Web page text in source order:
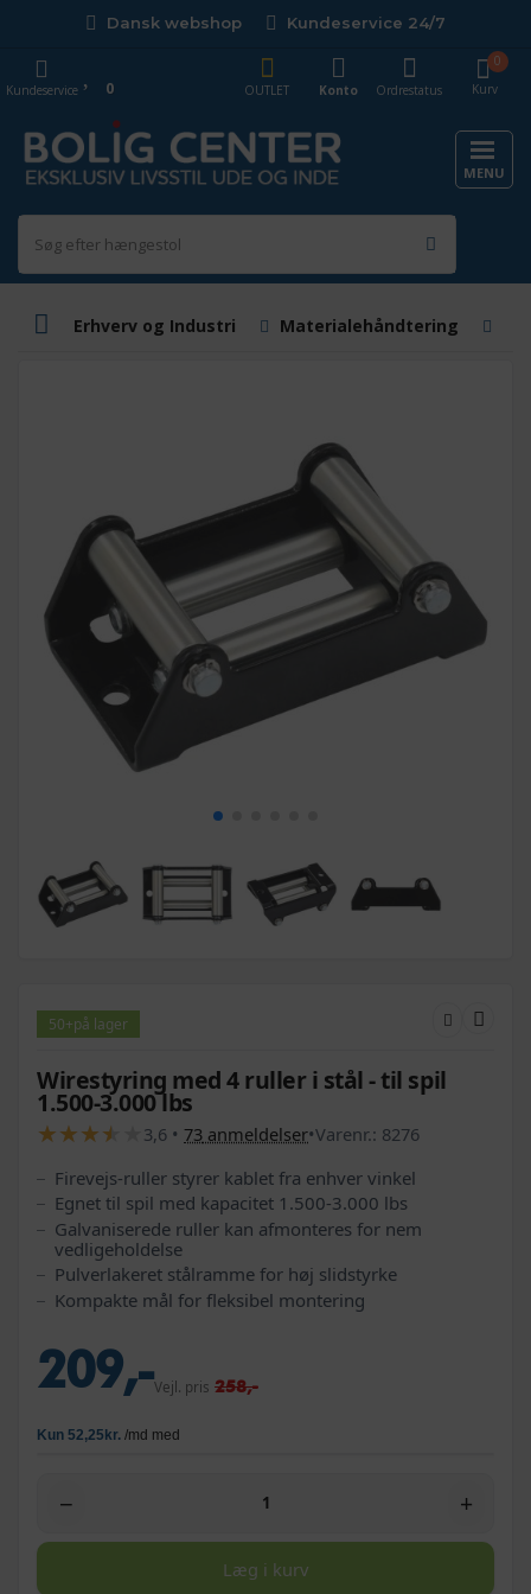
Dansk webshop Kundeservice 24/7
Kurv
0
OUTLET
Konto Ordrestatus
Kundeservice 0
MENU
Erhverv og Industri Materialehåndtering
50+på lager
Wirestyring med 4 ruller i stål - til spil
1.500-3.000 lbs
★
★★
★★
★★
★ 3,6 • 73 anmeldelser•Varenr.: 8276
Firevejs-ruller styrer kablet fra enhver vinkel
Egnet til spil med kapacitet 1.500-3.000 lbs
Galvaniserede ruller kan afmonteres for nem
vedligeholdelse
Pulverlakeret stålramme for høj slidstyrke
Kompakte mål for fleksibel montering
209,-Vejl. pris 258,-
− +
Læg i kurv